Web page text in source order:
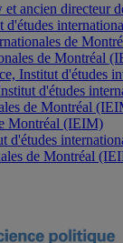
et ancien directeur
d'études
de
de Montréal
Institut d'études
d'études
de Montréal
Montréal (IEIM)
d'études
de Montréal